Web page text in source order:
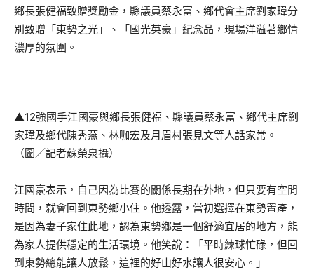
鄉長張健福致贈獎勵金，縣議員蔡永富、鄉代會主席劉家瑋分
別致贈「東勢之光」、「國光英豪」紀念品，現場洋溢著鄉情
濃厚的氛圍。
▲12強國手江國豪與鄉長張健福、縣議員蔡永富、鄉代主席劉
家瑋及鄉代陳秀燕、林咖宏及月眉村張見文等人話家常。
（圖／記者蘇榮泉攝）
江國豪表示，自己因為比賽的關係長期在外地，但只要有空閒
時間，就會回到東勢鄉小住。他透露，當初選擇在東勢置產，
是因為妻子家住此地，認為東勢鄉是一個舒適宜居的地方，能
為家人提供穩定的生活環境。他笑說：「平時練球忙碌，但回
到東勢總能讓人放鬆，這裡的好山好水讓人很安心。」